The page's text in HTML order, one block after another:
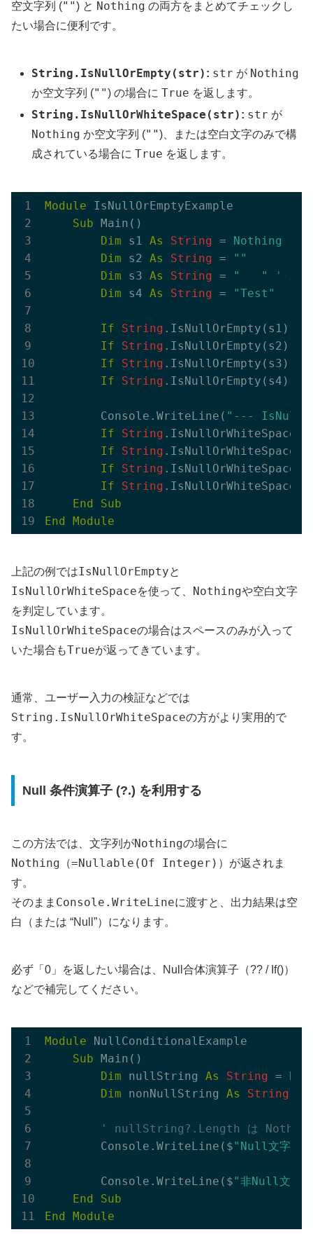
空文字列 ("") と Nothing の両方をまとめてチェックし
たい場合に便利です。
String.IsNullOrEmpty(str) : str が Nothing
か空文字列 ("") の場合にTrue を返します。
String.IsNullOrWhiteSpace(str) : str が
Nothing か空文字列 ("")、または空白文字のみで構
成されている場合にTrue を返します。
Module IsNullOrEmptyExample
Sub Main()
Dim s1 As String = Nothing
Dim s2 As String =
""
Dim s3 As String = "   "
' スペ
Dim s4 As String = "Test"
If String .IsNullOrEmpty(s1)
If
String .IsNullOrEmpty(s2)
If
String .IsNullOrEmpty(s3)
If
String .IsNullOrEmpty(s4)
        Console.WriteLine(
"---
If
String
If
String
If
String
If
String
End
Sub
End
Module
上記の例ではIsNullOrEmptyと
IsNullOrWhiteSpaceを使って、 Nothingや空白文字
を判定しています。
IsNullOrWhiteSpaceの場合はスペースのみが入って
いた場合もTrueが返ってきています。
通常、ユーザー入力の検証などでは
String.IsNullOrWhiteSpaceの方がより実用的で
す。
Null 条件演算子 (?.) を利用する
この方法では、文字列がNothingの場合に
Nothing（=Nullable(Of Integer)）
が返されま
す。
そのまま Console.WriteLineに渡すと、出力結果は空
白（または “Null”）になります。
必ず「0」を返したい場合は、Null合体演算子（?? / If()）
などで補完してください。
Module NullConditionalExample
Sub Main()
Dim nullString As String =
Dim nonNullString As String
' nullString?.Length は Nothing
        Console.WriteLine($
"Null文字列
        Console.WriteLine($
"非Null文字
End
Sub
End
Module